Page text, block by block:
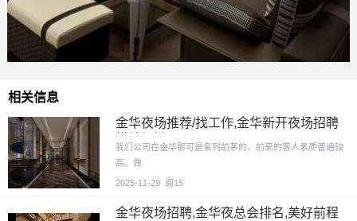
相关信息
金华夜场推荐/找工作,金华新开夜场招聘
我们公司在金华那可是名列前茅的，前来的客人素质普遍较
高。做
2025-11-29 阅15
金华夜场招聘,金华夜总会排名,美好前程